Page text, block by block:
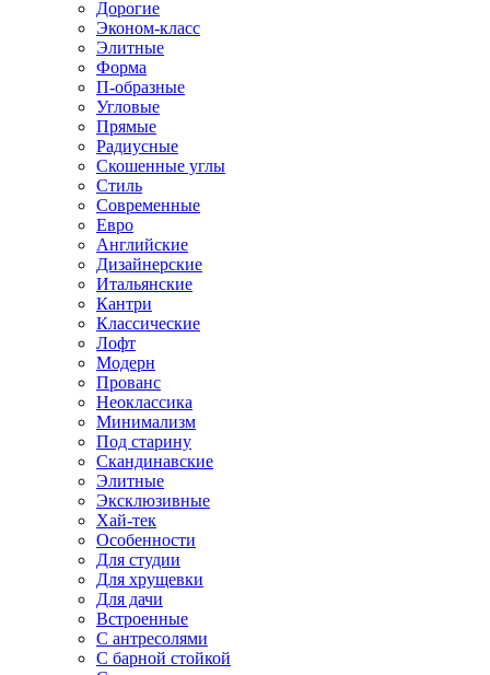
Дорогие
Эконом-класс
Элитные
Форма
П-образные
Угловые
Прямые
Радиусные
Скошенные углы
Стиль
Современные
Евро
Английские
Дизайнерские
Итальянские
Кантри
Классические
Лофт
Модерн
Прованс
Неоклассика
Минимализм
Под старину
Скандинавские
Элитные
Эксклюзивные
Хай-тек
Особенности
Для студии
Для хрущевки
Для дачи
Встроенные
С антресолями
С барной стойкой